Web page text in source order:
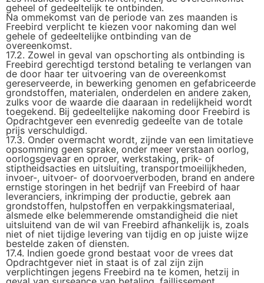
geheel of gedeeltelijk te ontbinden.
Na ommekomst van de periode van zes maanden is
Freebird verplicht te kiezen voor nakoming dan wel
gehele of gedeeltelijke ontbinding van de
overeenkomst.
17.2. Zowel in geval van opschorting als ontbinding is
Freebird gerechtigd terstond betaling te verlangen van
de door haar ter uitvoering van de overeenkomst
gereserveerde, in bewerking genomen en gefabriceerde
grondstoffen, materialen, onderdelen en andere zaken,
zulks voor de waarde die daaraan in redelijkheid wordt
toegekend. Bij gedeeltelijke nakoming door Freebird is
Opdrachtgever een evenredig gedeelte van de totale
prijs verschuldigd.
17.3. Onder overmacht wordt, zijnde van een limitatieve
opsomming geen sprake, onder meer verstaan oorlog,
oorlogsgevaar en oproer, werkstaking, prik- of
stiptheidsacties en uitsluiting, transportmoeilijkheden,
invoer-, uitvoer- of doorvoerverboden, brand en andere
ernstige storingen in het bedrijf van Freebird of haar
leveranciers, inkrimping der productie, gebrek aan
grondstoffen, hulpstoffen en verpakkingsmateriaal,
alsmede elke belemmerende omstandigheid die niet
uitsluitend van de wil van Freebird afhankelijk is, zoals
niet of niet tijdige levering van tijdig en op juiste wijze
bestelde zaken of diensten.
17.4. Indien goede grond bestaat voor de vrees dat
Opdrachtgever niet in staat is of zal zijn zijn
verplichtingen jegens Freebird na te komen, hetzij in